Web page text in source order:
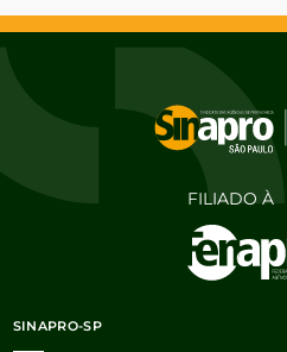
FILIADO À
SINAPRO-SP